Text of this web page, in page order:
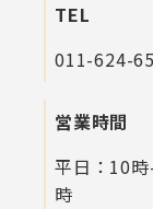
TEL
011-624-
営業時間
平日：10
時